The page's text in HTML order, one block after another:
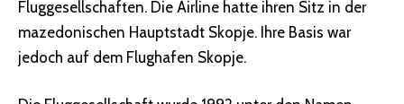
Fluggesellschaften. Die Airline hatte ihren Sitz in der
mazedonischen Hauptstadt Skopje. Ihre Basis war
jedoch auf dem Flughafen Skopje.